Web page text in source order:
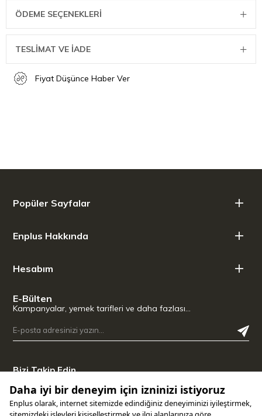
ÖDEME SEÇENEKLERI
TESLİMAT VE İADE
Fiyat Düşünce Haber Ver
Popüler Sayfalar
Enplus Hakkında
Hesabım
E-Bülten
Kampanyalar, yemek tarifleri ve daha fazlası…
Bizi Takip Edin